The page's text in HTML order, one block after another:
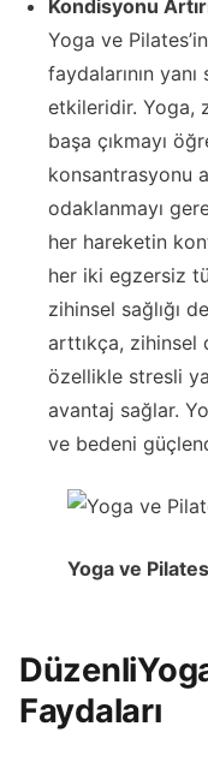
Kondisyonu
Yoga ve
faydalarının
etkileridir. Yoga,
başa çıkmayı
konsantrasyonu
odaklanmayı
her hareketin
her iki egzersiz
zihinsel sağlığı
arttıkça, zihinsel
özellikle stresli
avantaj sağlar.
ve bedeni
Yoga ve
Düzenli
Faydaları